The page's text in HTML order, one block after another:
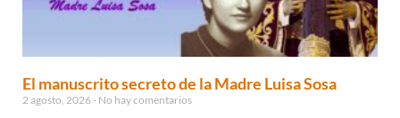
El manuscrito secreto de la Madre Luisa Sosa
2 agosto, 2026 No hay comentarios